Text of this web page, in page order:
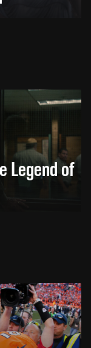
Legend of